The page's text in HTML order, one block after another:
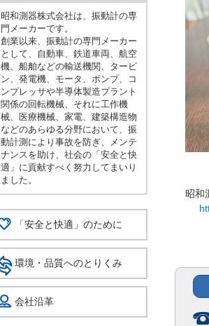
昭和測器株式会社は、振動計の専
門メーカーです。
創業以来、振動計の専門メーカー
として、自動車、鉄道車両、航空
機、船舶などの輸送機関、タービ
ン、発電機、モータ、ポンプ、コ
ンプレッサや半導体製造プラント
関係の回転機械、それに工作機
械、医療機械、家電、建築構造物
などのあらゆる分野において、振
動計測により事故を防ぎ、メンテ
ナンスを助け、社会の「安全と快
適」に貢献すべく努力してまいり
ました。
「安全と快適」のために
環境・品質へのとりくみ
会社沿革
昭和